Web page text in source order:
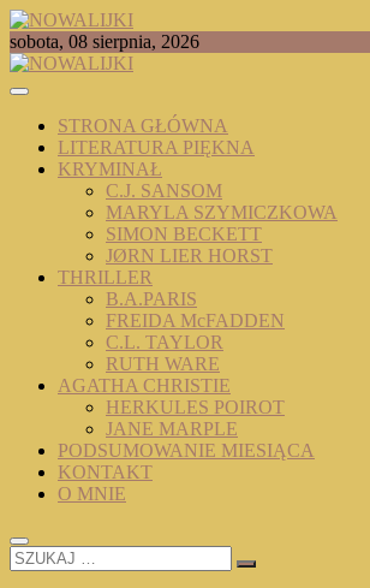
Skip
to
content
NOWALIJKI
TOMASZ RADOCHOŃSKI PISZE O
sobota, 08 sierpnia, 2026
STRONA GŁÓWNA
LITERATURA PIĘKNA
KRYMINAŁ
C.J. SANSOM
MARYLA SZYMICZKOWA
SIMON BECKETT
JØRN LIER HORST
THRILLER
B.A.PARIS
FREIDA McFADDEN
C.L. TAYLOR
RUTH WARE
AGATHA CHRISTIE
HERKULES POIROT
JANE MARPLE
PODSUMOWANIE MIESIĄCA
KONTAKT
O MNIE
SZUKAJ
…